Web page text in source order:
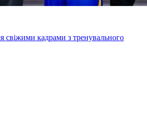
свіжими кадрами з тренувального